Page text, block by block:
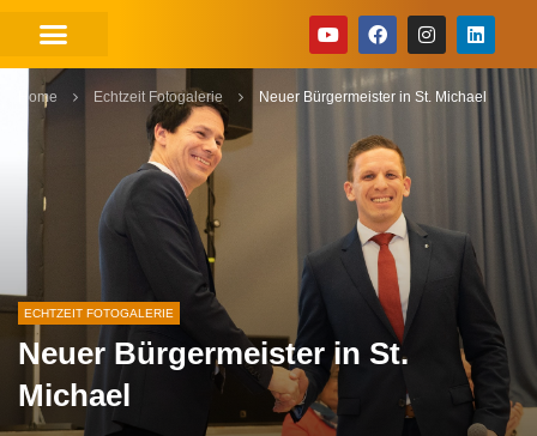
Home Echtzeit Fotogalerie Neuer Bürgermeister in St. Michael
ECHTZEIT FOTOGALERIE
Neuer Bürgermeister in St.
Michael